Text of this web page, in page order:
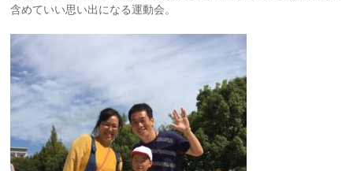
含めていい思い出になる運動会。